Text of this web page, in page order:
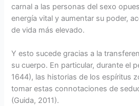
carnal a las personas del sexo
energía vital y aumentar su poder,
de vida más elevado.
Y esto sucede gracias a la
su cuerpo. En particular, durante el
1644), las historias de los espíritus
tomar estas connotaciones de
(Guida, 2011).